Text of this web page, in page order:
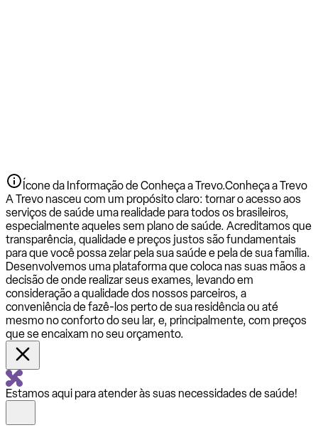
Ícone da Informação de Conheça a Trevo.Conheça a Trevo
A Trevo nasceu com um propósito claro: tornar o acesso aos
serviços de saúde uma realidade para todos os brasileiros,
especialmente aqueles sem plano de saúde. Acreditamos que
transparência, qualidade e preços justos são fundamentais
para que você possa zelar pela sua saúde e pela de sua família.
Desenvolvemos uma plataforma que coloca nas suas mãos a
decisão de onde realizar seus exames, levando em
consideração a qualidade dos nossos parceiros, a
conveniência de fazê-los perto de sua residência ou até
mesmo no conforto do seu lar, e, principalmente, com preços
que se encaixam no seu orçamento.
Estamos aqui para atender às suas necessidades de saúde!